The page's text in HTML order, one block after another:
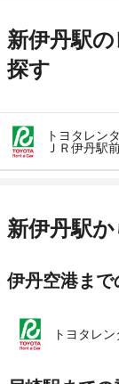
新伊丹駅
探す
トヨタレン
ＪＲ伊丹駅
アクセス
店舗詳細
新伊丹駅
伊丹空港ま
トヨタレ